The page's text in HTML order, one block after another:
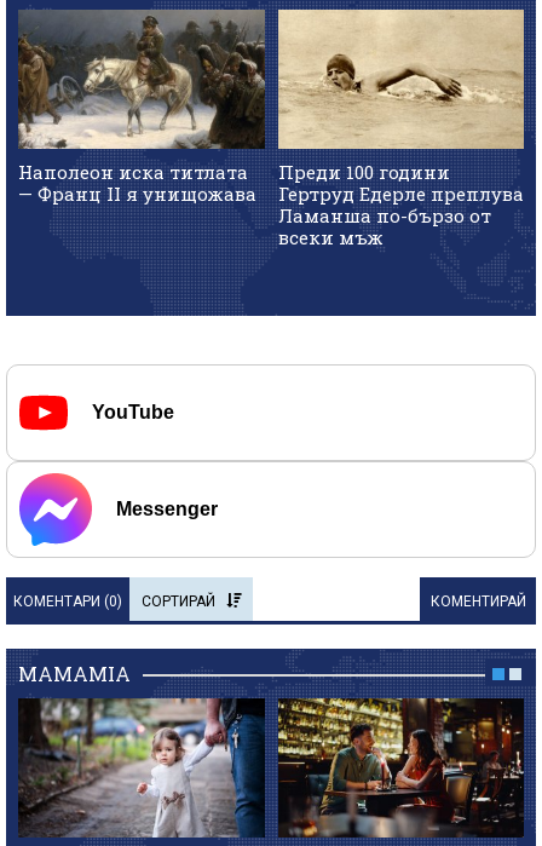
Наполеон иска титлата
— Франц II я унищожава
Преди 100 години
Гертруд Едерле преплува
Ламанша по-бързо от
всеки мъж
YouTube
Messenger
КОМЕНТАРИ (0) СОРТИРАЙ КОМЕНТИРАЙ
MAMAMIA